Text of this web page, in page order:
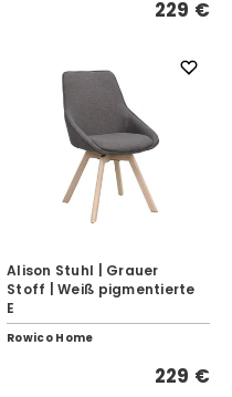
229 €
Alison Stuhl | Grauer
Stoff | Weiß pigmentierte
E
Rowico Home
229 €